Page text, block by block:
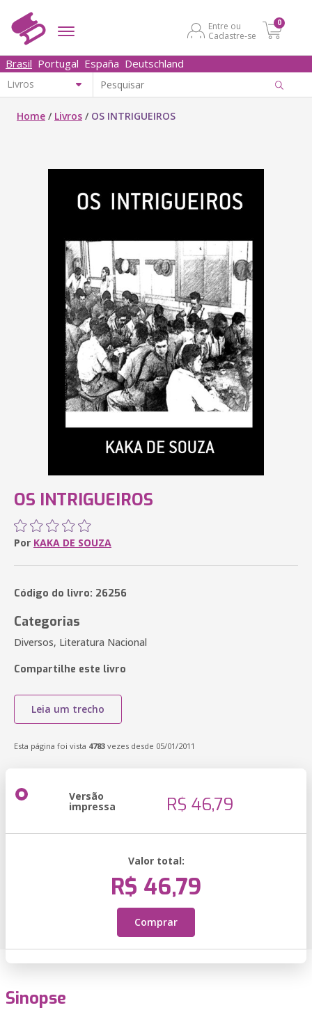
Entre ou
Cadastre-se
0
Brasil Portugal España Deutschland
Home / Livros / OS INTRIGUEIROS
OS INTRIGUEIROS
Por KAKA DE SOUZA
Código do livro: 26256
Categorias
Diversos, Literatura Nacional
Compartilhe este livro
Leia um trecho
Esta página foi vista 4783 vezes desde 05/01/2011
Versão
impressa R$ 46,79
Valor total:
R$ 46,79
Comprar
Sinopse